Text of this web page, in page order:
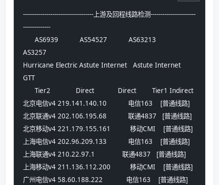
------------------------------------上游及回程线路检测-----------------------
--------------
AS3257
Hurricane Electric Astute Internet   Astute Internet
GTT
北京电信v4 219.141.140.10           电信163    [普通线路]
北京联通v4 202.106.195.68           联通4837   [普通线路]
北京移动v4 221.179.155.161          移动CMI    [普通线路]
上海电信v4 202.96.209.133           电信163    [普通线路]
上海联通v4 210.22.97.1              联通4837   [普通线路]
上海移动v4 211.136.112.200          移动CMI    [普通线路]
广州电信v4 58.60.188.222            电信163    [普通线路]